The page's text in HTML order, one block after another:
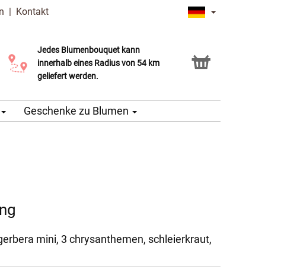
| Kontakt
Jedes Blumenbouquet kann
innerhalb eines Radius von 54 km
geliefert werden.
Click & Collect Service
Geschenke zu Blumen
mini, 3 chrysanthemen, schleierkraut,